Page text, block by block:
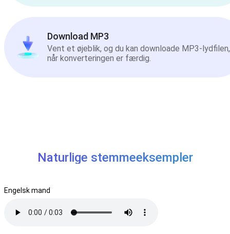
Download MP3
Vent et øjeblik, og du kan downloade MP3-lydfilen,
når konverteringen er færdig.
Naturlige stemmeeksempler
Engelsk mand